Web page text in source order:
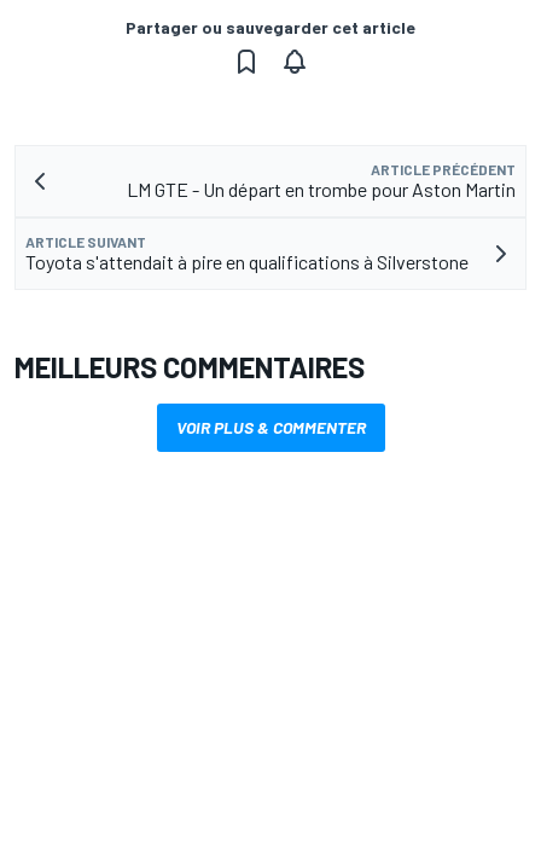
Partager ou sauvegarder cet article
ARTICLE PRÉCÉDENT
LM GTE - Un départ en trombe pour Aston Martin
ARTICLE SUIVANT
Toyota s'attendait à pire en qualifications à Silverstone
MEILLEURS COMMENTAIRES
VOIR PLUS & COMMENTER